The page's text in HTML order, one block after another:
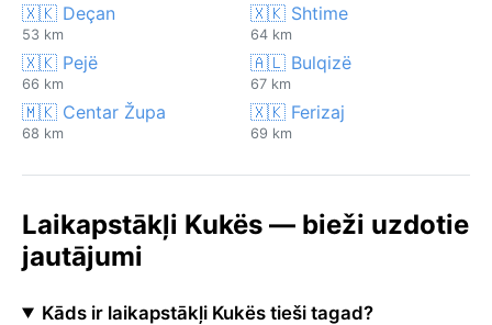
🇽🇰 Deçan
53 km
🇽🇰 Shtime
64 km
🇽🇰 Pejë
66 km
🇦🇱 Bulqizë
67 km
🇲🇰 Centar Župa
68 km
🇽🇰 Ferizaj
69 km
Laikapstākļi Kukës — bieži uzdotie
jautājumi
Kāds ir laikapstākļi Kukës tieši tagad?